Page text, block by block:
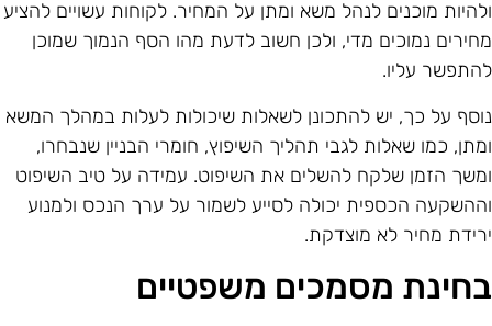
מוכנים לנהל משא ומתן על המחיר. לקוחות עשויים להציע
נמוכים מדי, ולכן חשוב לדעת מהו הסף הנמוך שמוכן
עליו.
על כך, יש להתכונן לשאלות שיכולות לעלות במהלך המשא
כמו שאלות לגבי תהליך השיפוץ, חומרי הבניין שנבחרו,
הזמן שלקח להשלים את השיפוט. עמידה על טיב השיפוט
הכספית יכולה לסייע לשמור על ערך הנכס ולמנוע
מחיר לא מוצדקת.
מסמכים משפטיים